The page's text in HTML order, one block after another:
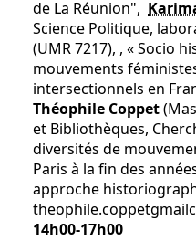
de La Réunion",
Science Politique,
(UMR 7217), , « Socio
mouvements
intersectionnels en
Théophile Coppet
et Bibliothèques,
diversités de
Paris à la fin des
approche
theophile.coppetgmail
14h00-17h00